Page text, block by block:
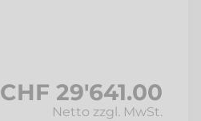
CHF 29'641.00
Netto zzgl. MwSt.